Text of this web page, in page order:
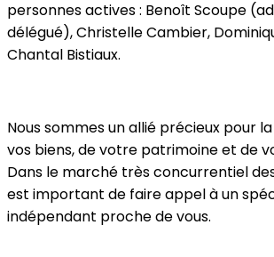
personnes actives : Benoît Scoupe
délégué), Christelle Cambier,
Chantal Bistiaux.
Nous sommes un allié précieux pour
vos biens, de votre patrimoine et de
Dans le marché très concurrentiel
est important de faire appel à un
indépendant proche de vous.